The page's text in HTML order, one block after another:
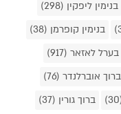
בנימין ליפקין (298)
בנימין קופרמן (38)
בערל לאזאר (917)
ברוך אוברלנדר (76)
ברוך גורין (37)